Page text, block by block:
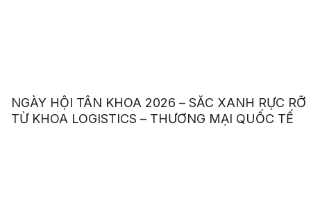
NGÀY HỘI TÂN KHOA 2026 – SẮC XANH RỰC RỠ
TỪ KHOA LOGISTICS – THƯƠNG MẠI QUỐC TẾ